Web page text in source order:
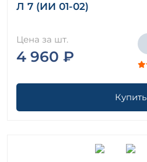
Л 7 (ИИ 01-02)
Цена за шт.
4 960 ₽
Купить